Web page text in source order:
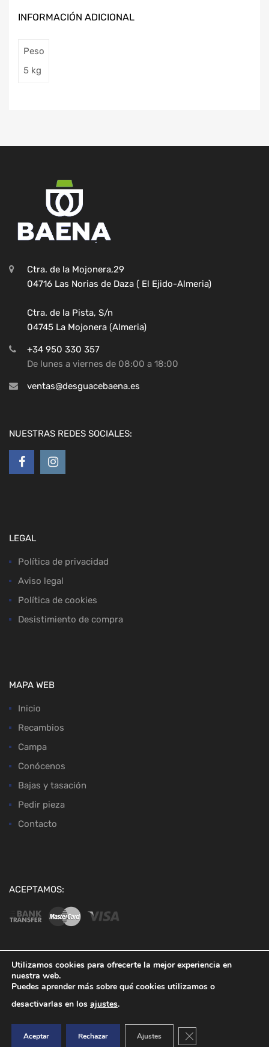
INFORMACIÓN ADICIONAL
Peso
5 kg
Ctra. de la Mojonera,29
04716 Las Norias de Daza ( El Ejido-Almeria)
Ctra. de la Pista, S/n
04745 La Mojonera (Almeria)
+34 950 330 357
De lunes a viernes de 08:00 a 18:00
ventas@desguacebaena.es
NUESTRAS REDES SOCIALES:
LEGAL
Política de privacidad
Aviso legal
Política de cookies
Desistimiento de compra
MAPA WEB
Inicio
Recambios
Campa
Conócenos
Bajas y tasación
Pedir pieza
Contacto
ACEPTAMOS:
Utilizamos cookies para ofrecerte la mejor experiencia en
nuestra web.
Puedes aprender más sobre qué cookies utilizamos o
desactivarlas en los ajustes.
Aceptar Rechazar Ajustes Cerrar el banner de